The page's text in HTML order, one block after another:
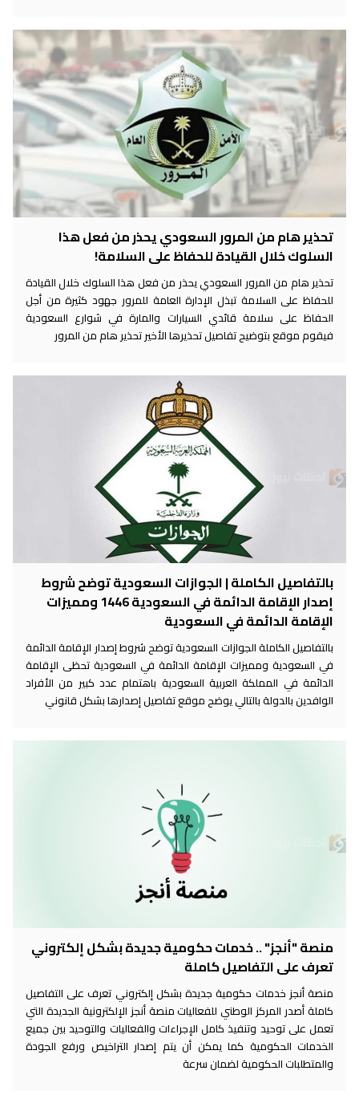
تحذير هام من المرور السعودي يحذر من فعل هذا
السلوك خلال القيادة للحفاظ على السلامة!
تحذير هام من المرور السعودي يحذر من فعل هذا السلوك خلال القيادة
للحفاظ على السلامة تبذل الإدارة العامة للمرور جهود كثيرة من أجل
الحفاظ على سلامة قائدي السيارات والمارة في شوارع السعودية
فيقوم موقع بتوضيح تفاصيل تحذيرها الأخير تحذير هام من المرور
بالتفاصيل الكاملة | الجوازات السعودية توضح شروط
إصدار الإقامة الدائمة في السعودية 1446 ومميزات
الإقامة الدائمة في السعودية
بالتفاصيل الكاملة الجوازات السعودية توضح شروط إصدار الإقامة الدائمة
في السعودية ومميزات الإقامة الدائمة في السعودية تحظى الإقامة
الدائمة في المملكة العربية السعودية باهتمام عدد كبير من الأفراد
الوافدين بالدولة بالتالي يوضح موقع تفاصيل إصدارها بشكل قانوني
منصة "أنجز" .. خدمات حكومية جديدة بشكل إلكتروني
تعرف على التفاصيل كاملة
منصة أنجز خدمات حكومية جديدة بشكل إلكتروني تعرف على التفاصيل
كاملة أصدر المركز الوطني للفعاليات منصة أنجز الإلكترونية الجديدة التي
تعمل على توحيد وتنفيذ كامل الإجراءات والفعاليات والتوحيد بين جميع
الخدمات الحكومية كما يمكن أن يتم إصدار التراخيص ورفع الجودة
والمتطلبات الحكومية لضمان سرعة